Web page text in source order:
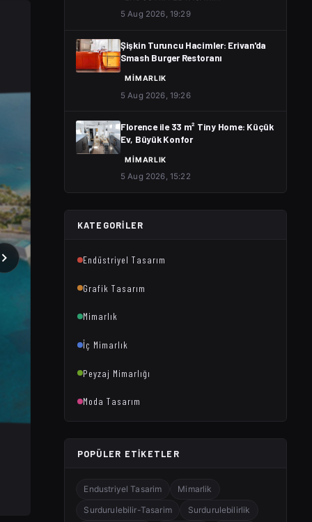
5 Aug 2026, 19:29
Şişkin Turuncu Hacimler: Erivan'da
Smash Burger Restoranı
MIMARLIK
5 Aug 2026, 19:26
Florence ile 33 m² Tiny Home: Küçük
Ev, Büyük Konfor
MIMARLIK
5 Aug 2026, 15:22
KATEGORILER
Endüstriyel Tasarım
Grafik Tasarım
Mimarlık
İç Mimarlık
Peyzaj Mimarlığı
Moda Tasarım
POPÜLER ETIKETLER
Endustriyel Tasarim
Mimarlik
Surdurulebilir-Tasarim
Surdurulebilirlik